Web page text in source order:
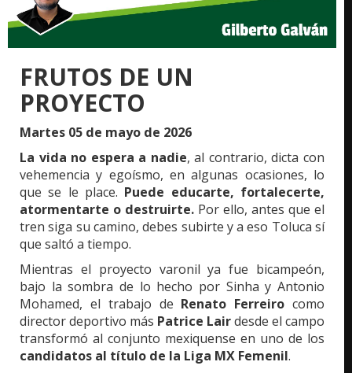
FRUTOS DE UN
PROYECTO
Martes 05 de mayo de 2026
La vida no espera a nadie, al contrario, dicta con
vehemencia y egoísmo, en algunas ocasiones, lo
que se le place. Puede educarte, fortalecerte,
atormentarte o destruirte. Por ello, antes que el
tren siga su camino, debes subirte y a eso Toluca sí
que saltó a tiempo.
Mientras el proyecto varonil ya fue bicampeón,
bajo la sombra de lo hecho por Sinha y Antonio
Mohamed, el trabajo de Renato Ferreiro como
director deportivo más Patrice Lairdesde el campo
transformó al conjunto mexiquense en uno de los
candidatos al título de la Liga MX Femenil.